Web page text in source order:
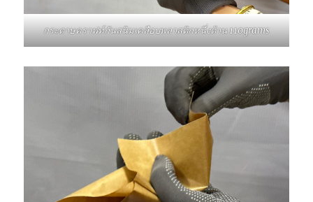
กระดาษคราฟท์กันสนิมเคลือบพลาสติกหนึ่งด้าน 110grams